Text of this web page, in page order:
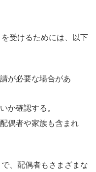
受けるためには、以下
が必要な場合があ
か確認する。
偶者や家族も含まれ
、配偶者もさまざまな